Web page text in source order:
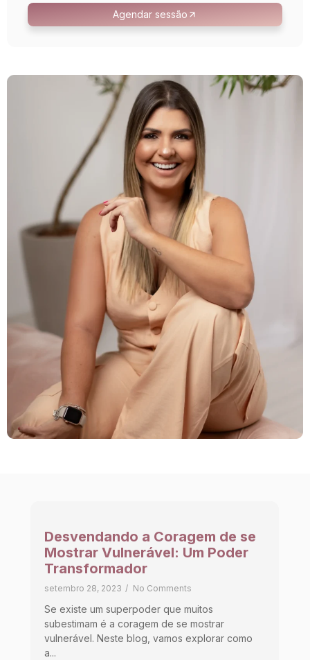
Agendar sessão
Desvendando a Coragem de se
Mostrar Vulnerável: Um Poder
Transformador
setembro 28, 2023 / No Comments
Se existe um superpoder que muitos
subestimam é a coragem de se mostrar
vulnerável. Neste blog, vamos explorar como
a...